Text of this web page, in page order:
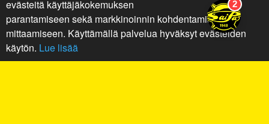
evästeitä käyttäjäkokemuksen
parantamiseen sekä markkinoinnin kohdentamiseen ja
mittaamiseen. Käyttämällä palvelua hyväksyt evästeiden
käytön. Lue lisää